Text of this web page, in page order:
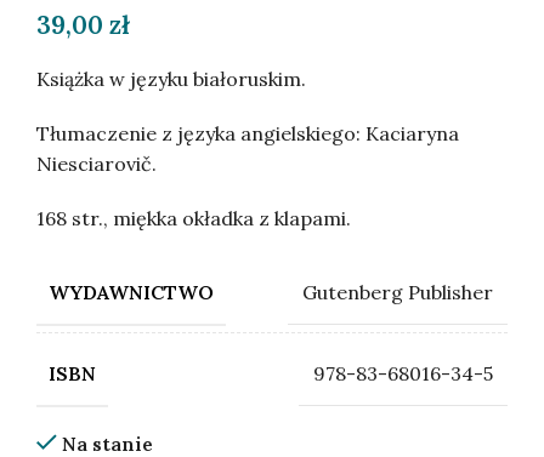
39,00 zł
Książka w języku białoruskim.
Tłumaczenie z języka angielskiego: Kaciaryna
Niesciarovič.
168 str., miękka okładka z klapami.
WYDAWNICTWO Gutenberg Publisher
ISBN 978-83-68016-34-5
Na stanie